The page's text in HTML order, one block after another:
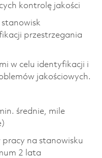
kontrolę jakości
przestrzegania
w celu identyfikacji i
jakościowych.
średnie, mile
na stanowisku
2 lata